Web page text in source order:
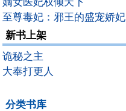
嫡女医妃权倾天下
至尊毒妃：邪王的盛宠娇妃
新书上架
诡秘之主
大奉打更人
分类书库